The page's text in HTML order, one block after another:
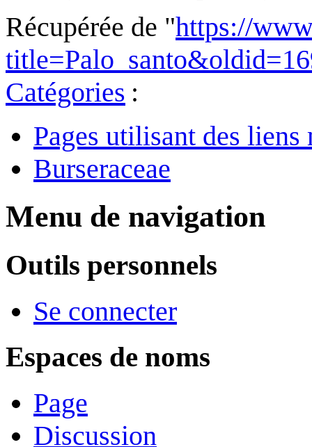
Récupérée de "https://
Catégories :
Pages utilisant des
Burseraceae
Menu de navigation
Outils personnels
Se connecter
Espaces de noms
Page
Discussion